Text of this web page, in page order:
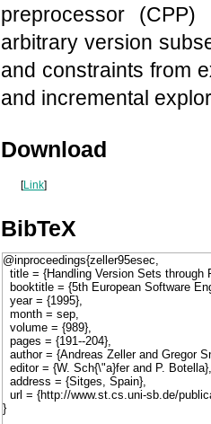
preprocessor
arbitrary version
and constraints from
and incremental
Download
[Link]
BibTeX